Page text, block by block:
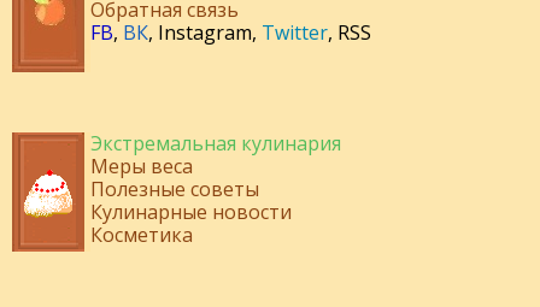
Обратная связь
FB, ВК, Instagram, Twitter, RSS
Экстремальная кулинария
Меры веса
Полезные советы
Кулинарные новости
Косметика